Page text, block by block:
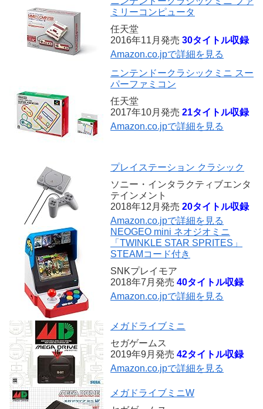
ミリーコンピュータ
任天堂
2016年11月発売 30タイトル収録
Amazon.co.jpで詳細を見る
ニンテンドークラシックミニ スー
パーファミコン
任天堂
2017年10月発売 21タイトル収録
Amazon.co.jpで詳細を見る
プレイステーション クラシック
ソニー・インタラクティブエンタ
テインメント
2018年12月発売 20タイトル収録
Amazon.co.jpで詳細を見る
NEOGEO mini ネオジオミニ
「TWINKLE STAR SPRITES」
STEAMコード付き
SNKプレイモア
2018年7月発売 40タイトル収録
Amazon.co.jpで詳細を見る
メガドライブミニ
セガゲームス
2019年9月発売 42タイトル収録
Amazon.co.jpで詳細を見る
メガドライブミニW